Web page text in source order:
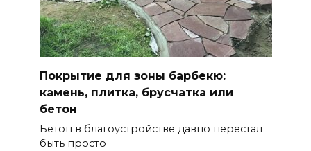
Покрытие для зоны барбекю:
камень, плитка, брусчатка или
бетон
Бетон в благоустройстве давно перестал
быть просто